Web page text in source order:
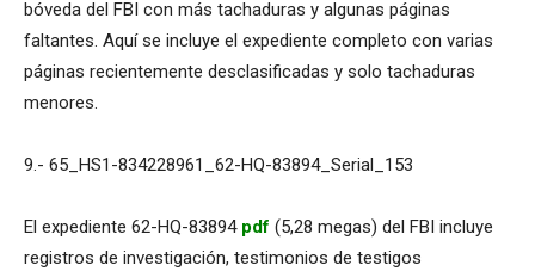
bóveda del FBI con más tachaduras y algunas páginas
faltantes. Aquí se incluye el expediente completo con varias
páginas recientemente desclasificadas y solo tachaduras
menores.
9.- 65_HS1-834228961_62-HQ-83894_Serial_153
El expediente 62-HQ-83894 pdf (5,28 megas) del FBI incluye
registros de investigación, testimonios de testigos